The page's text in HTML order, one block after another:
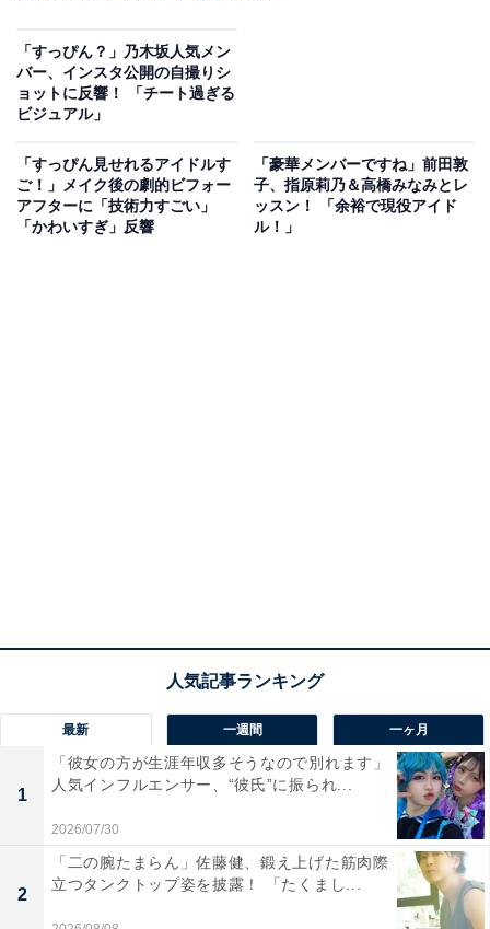
「すっぴん？」乃木坂人気メン
バー、インスタ公開の自撮りシ
ョットに反響！ 「チート過ぎる
ビジュアル」
「すっぴん見せれるアイドルす
ご！」メイク後の劇的ビフォー
アフターに「技術力すごい」
「かわいすぎ」反響
「豪華メンバーですね」前田敦
子、指原莉乃＆高橋みなみとレ
ッスン！ 「余裕で現役アイド
ル！」
最新 一週間 一ヶ月
1
「彼女の方が生涯年収多そうなので別れます」
人気インフルエンサー、“彼氏”に振られ...
2026/07/30
2
「二の腕たまらん」佐藤健、鍛え上げた筋肉際
立つタンクトップ姿を披露！ 「たくまし...